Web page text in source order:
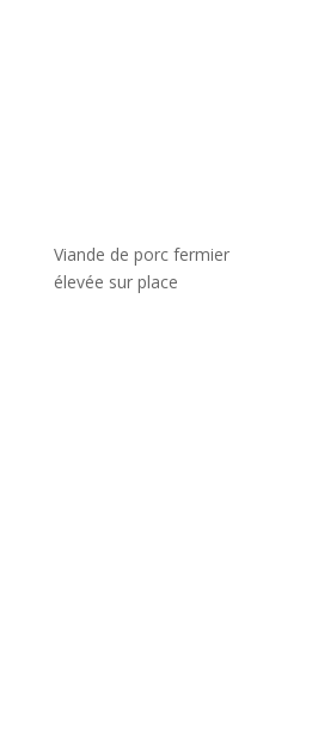
Viande de porc fermier
élevée sur place